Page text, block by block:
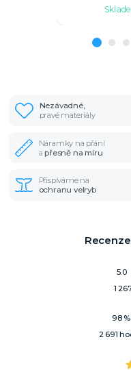
Nezávadné,
pravé materiály
Náramky na přání
apřesně na míru
Přispíváme na
ochranu velryb
5.0
1
98
2 691